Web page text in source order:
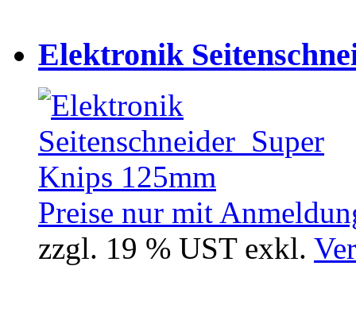
Elektronik
Preise nur mit
zzgl. 19 % UST exkl.